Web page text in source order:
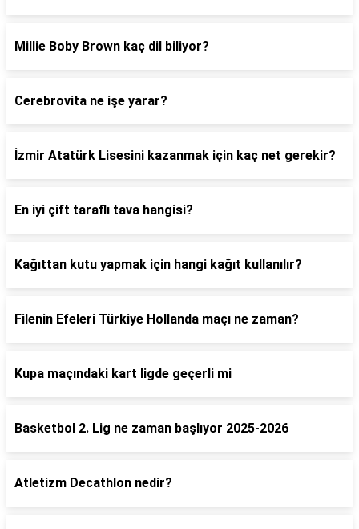
Millie Boby Brown kaç dil biliyor?
Cerebrovita ne işe yarar?
İzmir Atatürk Lisesini kazanmak için kaç net gerekir?
En iyi çift taraflı tava hangisi?
Kağıttan kutu yapmak için hangi kağıt kullanılır?
Filenin Efeleri Türkiye Hollanda maçı ne zaman?
Kupa maçındaki kart ligde geçerli mi
Basketbol 2. Lig ne zaman başlıyor 2025-2026
Atletizm Decathlon nedir?